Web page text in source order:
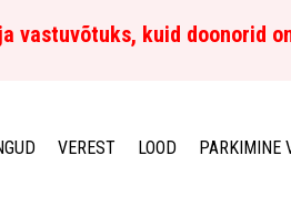
vastuvõtuks, kuid doonorid
VEREST LOOD PARKIMINE